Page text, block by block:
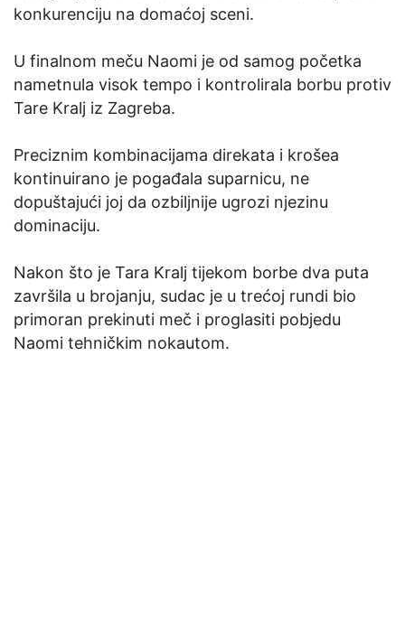
konkurenciju na domaćoj sceni.
U finalnom meču Naomi je od samog početka
nametnula visok tempo i kontrolirala borbu protiv
Tare Kralj iz Zagreba.
Preciznim kombinacijama direkata i krošea
kontinuirano je pogađala suparnicu, ne
dopuštajući joj da ozbiljnije ugrozi njezinu
dominaciju.
Nakon što je Tara Kralj tijekom borbe dva puta
završila u brojanju, sudac je u trećoj rundi bio
primoran prekinuti meč i proglasiti pobjedu
Naomi tehničkim nokautom.